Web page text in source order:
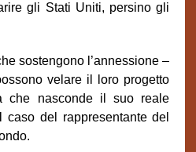
gli Stati Uniti, persino gli
sostengono l’annessione –
velare il loro progetto
che nasconde il suo reale
del rappresentante del